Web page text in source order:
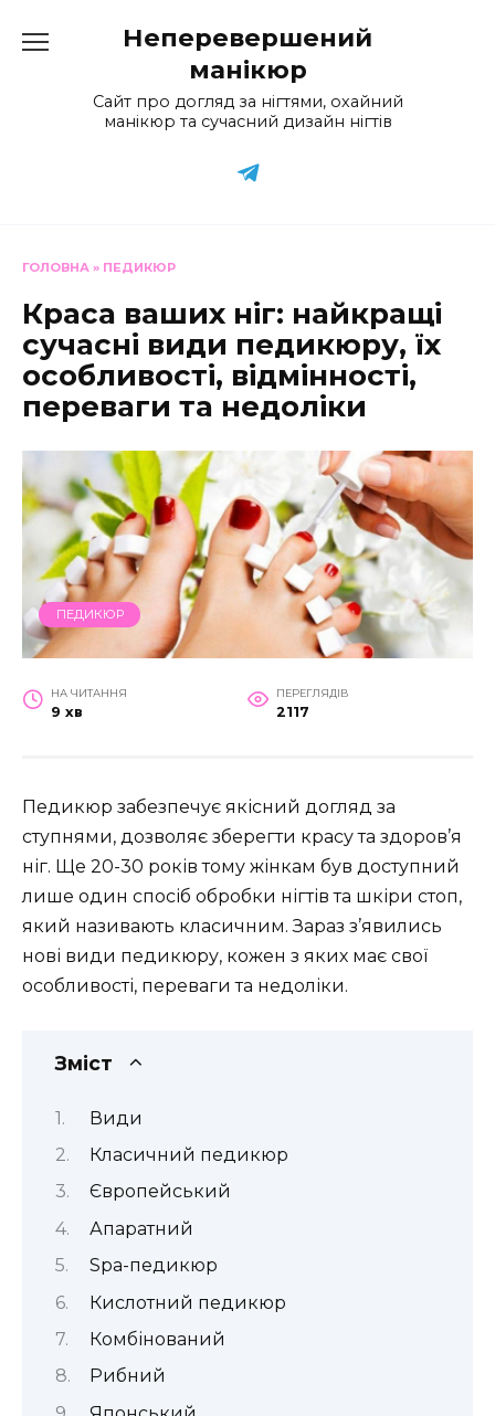
до
Неперевершений
манікюр
Сайт про догляд за нігтями, охайний
манікюр та сучасний дизайн нігтів
ГОЛОВНА » ПЕДИКЮР
Краса ваших ніг: найкращі
сучасні види педикюру, їх
особливості, відмінності,
переваги та недоліки
ПЕДИКЮР
НА ЧИТАННЯ
9 хв
ПЕРЕГЛЯДІВ
2117
Педикюр забезпечує якісний догляд за
ступнями, дозволяє зберегти красу та здоров’я
ніг. Ще 20-30 років тому жінкам був доступний
лише один спосіб обробки нігтів та шкіри стоп,
який називають класичним. Зараз з’явились
нові види педикюру, кожен з яких має свої
особливості, переваги та недоліки.
Зміст
Види
Класичний педикюр
Європейський
Апаратний
Spa-педикюр
Кислотний педикюр
Комбінований
Рибний